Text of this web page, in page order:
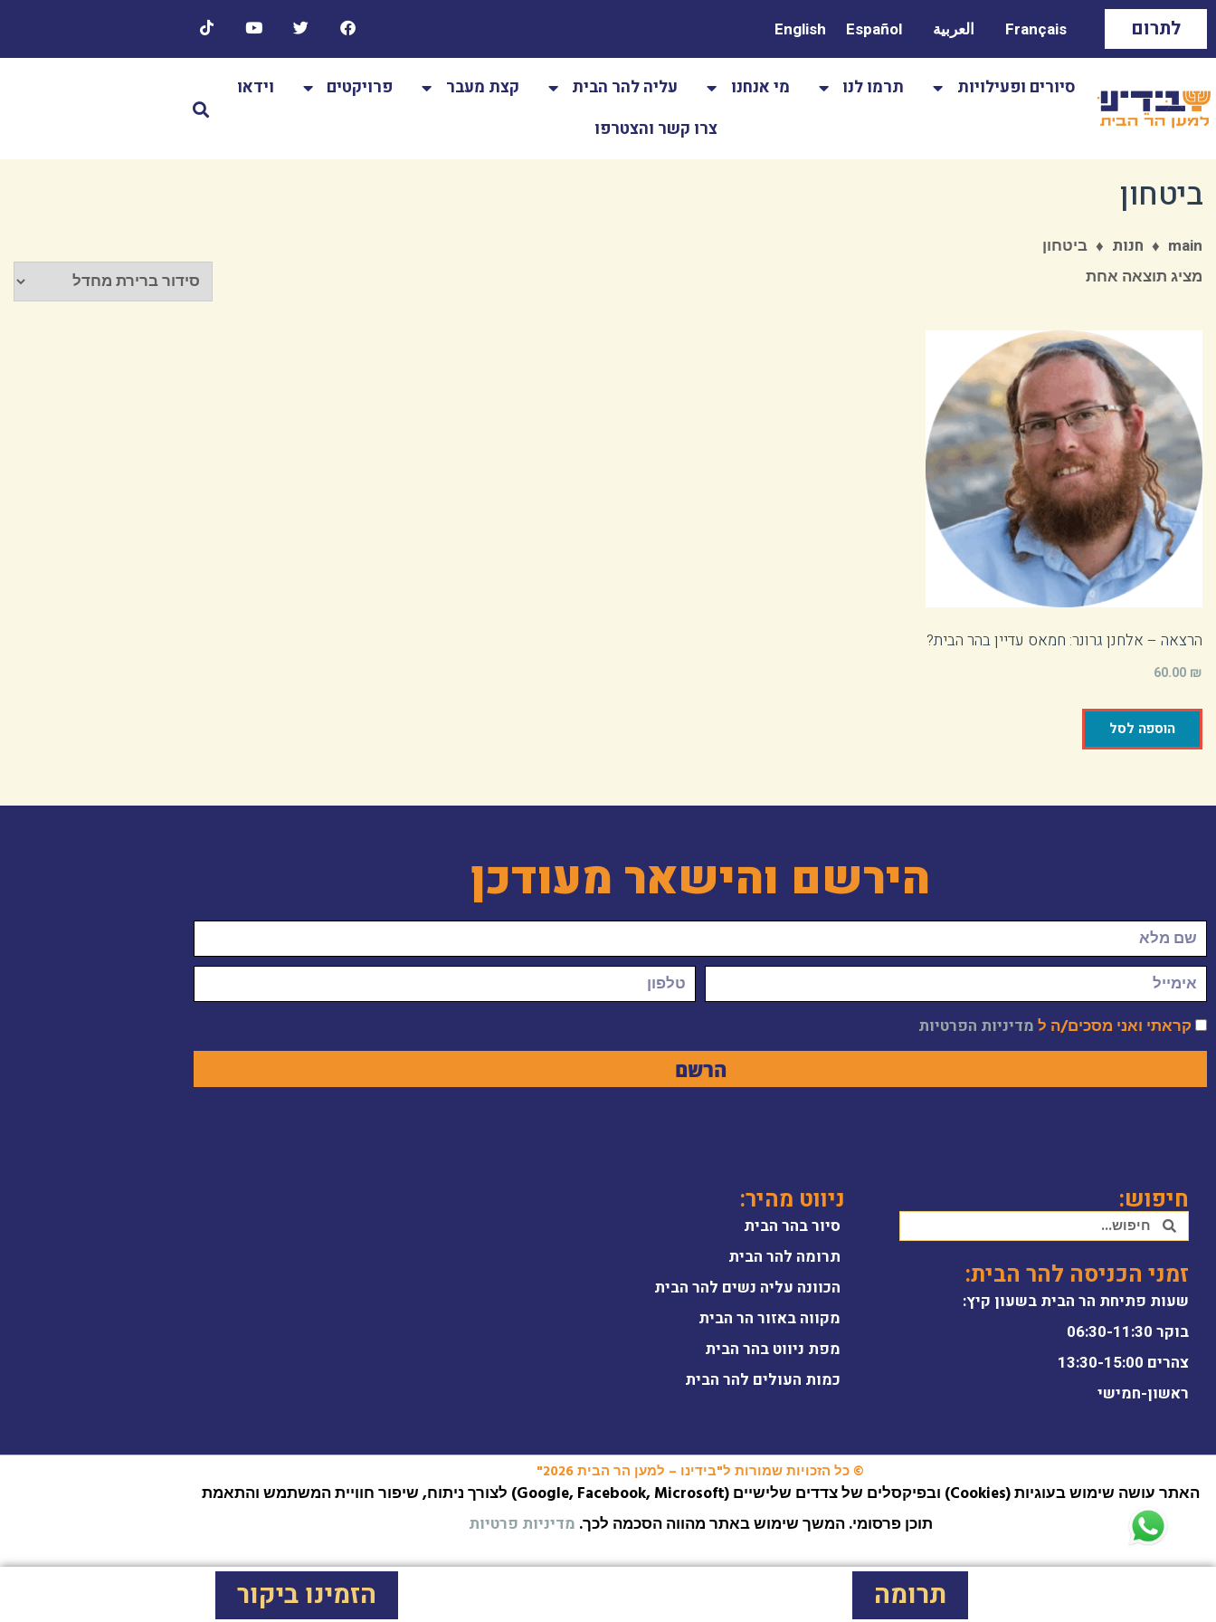
לתרום Français العربية Español
English
סיורים ופעילויות תרמו לנו מי אנחנו עליה להר הבית קצת מעבר פרויקטים
וידאו
צרו קשר והצטרפו
ביטחון
main
♦ חנות ♦ ביטחון
מציג תוצאה אחת
הרצאה – אלחנן גרונר: חמאס עדיין בהר הבית?
60.00 ₪
הוספה לסל
הירשם והישאר מעודכן
קראתי ואני מסכים/ה ל מדיניות הפרטיות
הרשם
חיפוש:
זמני הכניסה להר הבית:
שעות פתיחת הר הבית בשעון קיץ:
בוקר 06:30-11:30
צהרים 13:30-15:00
ראשון-חמישי
ניווט מהיר:
סיור בהר הבית
תרומה להר הבית
הכוונה עליה נשים להר הבית
מקווה באזור הר הבית
מפת ניווט בהר הבית
כמות העולים להר הבית
© כל הזכויות שמורות ל"בידינו – למען הר הבית 2026"
האתר עושה שימוש בעוגיות (Cookies) ובפיקסלים של צדדים שלישיים (Google, Facebook, Microsoft) לצורך ניתוח, שיפור חוויית המשתמש והתאמת
תוכן פרסומי. המשך שימוש באתר מהווה הסכמה לכך. מדיניות פרטיות
תרומה הזמינו ביקור